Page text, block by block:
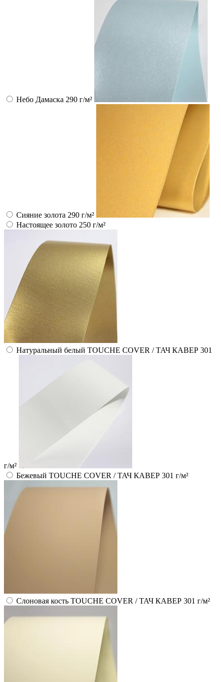
Небо Дамаска 290 г/м²
Сияние золота 290 г/м²
Настоящее золото 250 г/м²
Натуральный белый TOUCHE COVER / ТАЧ КАВЕР 301
г/м²
Бежевый TOUCHE COVER / ТАЧ КАВЕР 301 г/м²
Слоновая кость TOUCHE COVER / ТАЧ КАВЕР 301 г/м²